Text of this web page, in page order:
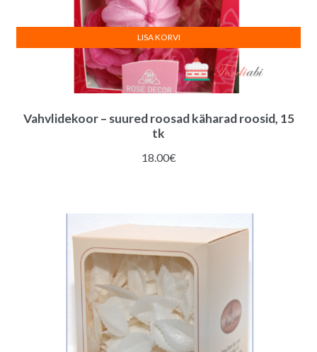
Vahvlidekoor – suured roosad käharad roosid, 15
tk
18.00€
LISA KORVI